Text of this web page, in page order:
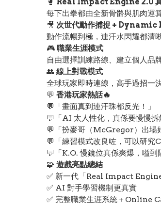
🥊 Real Impact Engine 2.0 真
每下出拳都由全新骨骼與肌肉運
🎥 次世代動作捕捉 +
動作流暢到極，連汗水閃耀都清
🎮 職業生涯模式
自由選擇訓練路線、建立個人品
👥 線上對戰模式
全球玩家即時連線，高手過招一
💬 香港玩家熱話🔥
💬「畫面真到連汗珠都反光！」
💬「AI 太人性化，真係要慢慢拆
💬「扮麥哥（McGregor）出場
💬「練習模式改良咗，可以研究
💬「K.O. 慢鏡位真係爽爆，嗌到
🧩 遊戲亮點總結
✅ 新一代「Real Impact
✅ AI 對手學習機制更真實
✅ 完整職業生涯系統＋Online